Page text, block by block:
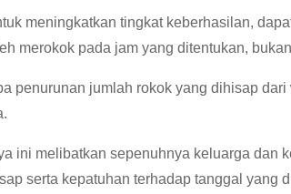
meningkatkan tingkat keberhasilan,
merokok pada jam yang ditentukan,
penurunan jumlah rokok yang dihisap
ini melibatkan sepenuhnya keluarga dan
serta kepatuhan terhadap tanggal yang